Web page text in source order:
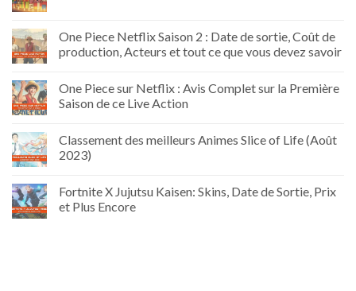
One Piece Netflix Saison 2 : Date de sortie, Coût de
production, Acteurs et tout ce que vous devez savoir
One Piece sur Netflix : Avis Complet sur la Première
Saison de ce Live Action
Classement des meilleurs Animes Slice of Life (Août
2023)
Fortnite X Jujutsu Kaisen: Skins, Date de Sortie, Prix
et Plus Encore